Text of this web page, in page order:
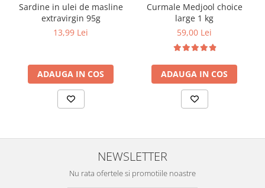
Sardine in ulei de masline
extravirgin 95g
13,99 Lei
ADAUGA IN COS
Curmale Medjool choice
large 1 kg
59,00 Lei
ADAUGA IN COS
NEWSLETTER
Nu rata ofertele si promotiile noastre